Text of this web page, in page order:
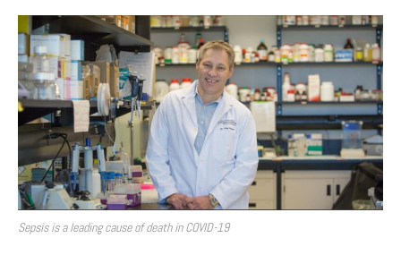
Sepsis is a leading cause of death in COVID-19